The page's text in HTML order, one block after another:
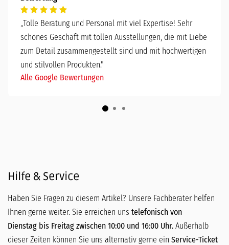
„Tolle Beratung und Personal mit viel Expertise! Sehr
schönes Geschäft mit tollen Ausstellungen, die mit Liebe
zum Detail zusammengestellt sind und mit hochwertigen
und stilvollen Produkten."
Alle Google Bewertungen
Hilfe & Service
Haben Sie Fragen zu diesem Artikel? Unsere Fachberater helfen
Ihnen gerne weiter. Sie erreichen uns telefonisch von
Dienstag bis Freitag zwischen 10:00 und 16:00 Uhr. Außerhalb
dieser Zeiten können Sie uns alternativ gerne ein Service-Ticket